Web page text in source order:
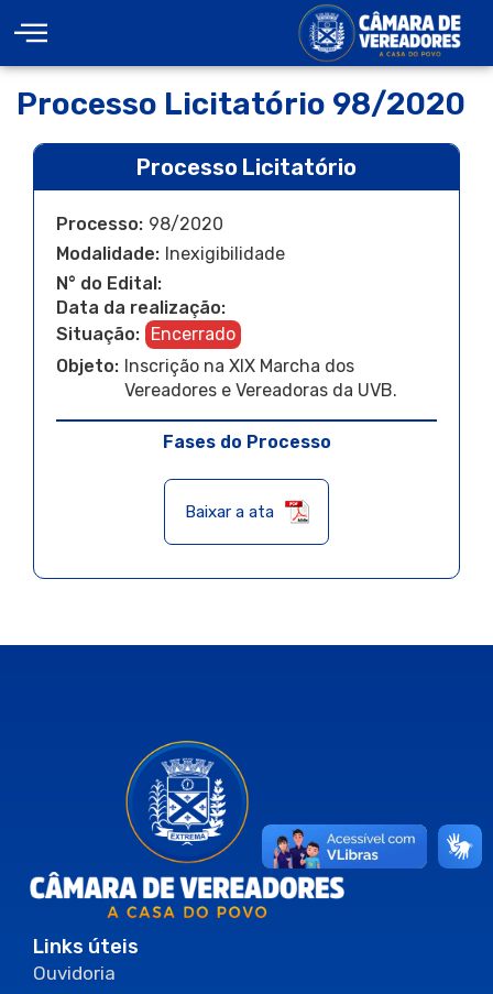
Processo Licitatório 98/2020
Processo Licitatório
Processo: 98/2020
Modalidade: Inexigibilidade
N° do Edital:
Data da realização:
Situação: Encerrado
Objeto: Inscrição na XIX Marcha dos
Vereadores e Vereadoras da UVB.
Fases do Processo
Baixar a ata
Links úteis
Ouvidoria